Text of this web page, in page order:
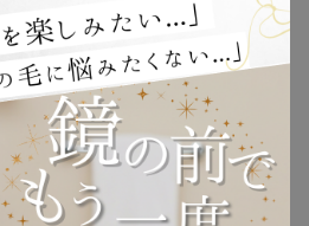
ai.html